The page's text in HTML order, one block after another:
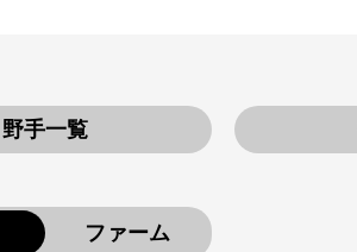
野手一覧
ファーム